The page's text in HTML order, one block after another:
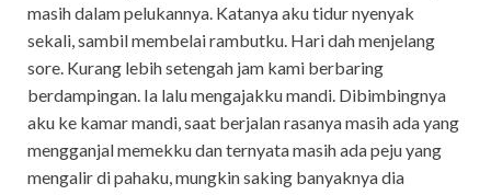
masih dalam pelukannya. Katanya aku tidur nyenyak
sekali, sambil membelai rambutku. Hari dah menjelang
sore. Kurang lebih setengah jam kami berbaring
berdampingan. Ia lalu mengajakku mandi. Dibimbingnya
aku ke kamar mandi, saat berjalan rasanya masih ada yang
mengganjal memekku dan ternyata masih ada peju yang
mengalir di pahaku, mungkin saking banyaknya dia